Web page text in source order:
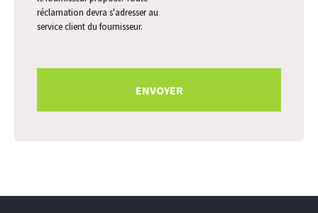
réclamation devra s'adresser au
service client du fournisseur.